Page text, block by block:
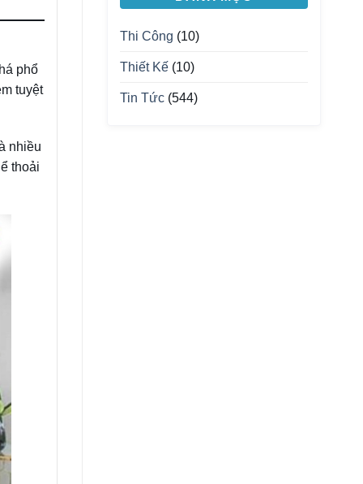
phổ
tuyệt
nhiều
thoải
Thi Công (10)
Thiết Kế (10)
Tin Tức (544)